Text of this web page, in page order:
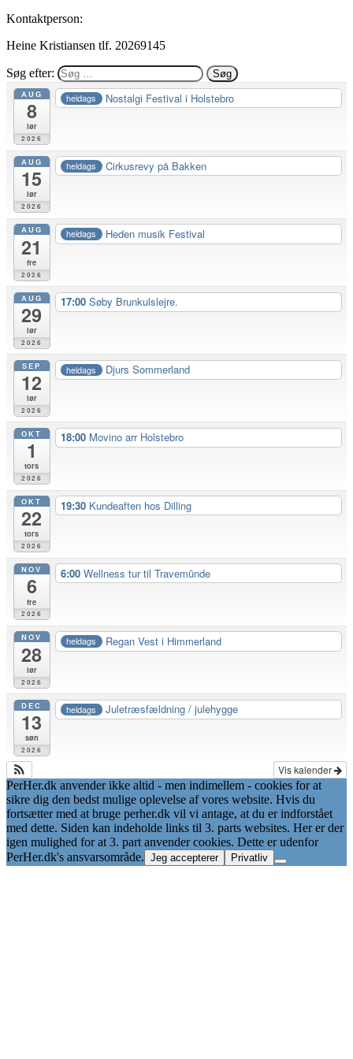
Kontaktperson:
Heine Kristiansen tlf. 20269145
Søg efter:
AUG
8
lør
2026
heldags Nostalgi Festival i Holstebro
AUG
15
lør
2026
heldags Cirkusrevy på Bakken
AUG
21
fre
2026
heldags Heden musik Festival
AUG
29
lør
2026
17:00 Søby Brunkulslejre.
SEP
12
lør
2026
heldags Djurs Sommerland
OKT
1
tors
2026
18:00 Movino arr Holstebro
OKT
22
tors
2026
19:30 Kundeaften hos Dilling
NOV
6
fre
2026
6:00 Wellness tur til Travemūnde
NOV
28
lør
2026
heldags Regan Vest i Himmerland
DEC
13
søn
2026
heldags Juletræsfældning / julehygge
Vis kalender
PerHer.dk anvender ikke altid - men indimellem - cookies for at
sikre dig den bedst mulige oplevelse af vores website. Hvis du
fortsætter med at bruge perher.dk vil vi antage, at du er indforstået
med dette. Siden kan indeholde links til 3. parts websites. Her er der
igen mulighed for at 3. part anvender cookies. Dette er udenfor
PerHer.dk's ansvarsområde. Jeg accepterer Privatliv